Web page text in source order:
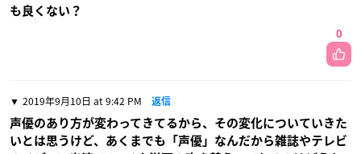
も良くない？
0
2019年9月10日 at 9:42 PM 返信
声優のあり方が変わってきてるから、その変化についていきた
いとは思うけど、あくまでも「声優」なんだから雑誌やテレビ